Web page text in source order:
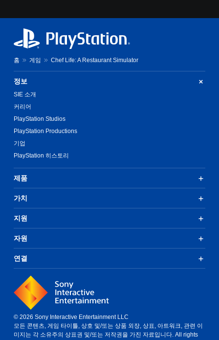
홈 게임 Chef Life: A Restaurant Simulator
정보
SIE 소개
커리어
PlayStation Studios
PlayStation Productions
기업
PlayStation 히스토리
제품
가치
지원
자원
연결
© 2026 Sony Interactive Entertainment LLC
모든 콘텐츠, 게임 타이틀, 상호 및/또는 상품 외장, 상표, 아트워크, 관련 이
미지는 각 소유주의 상표권 및/또는 저작권을 가진 자료입니다. All rights